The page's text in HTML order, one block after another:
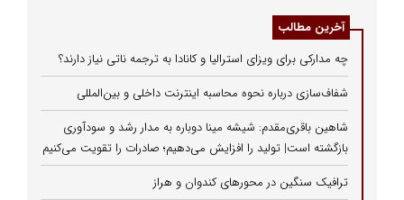
آخرین مطالب
چه مدارکی برای ویزای استرالیا و کانادا به ترجمه ناتی نیاز دارند؟
شفاف‌سازی درباره نحوه محاسبه اینترنت داخلی و بین‌المللی
شاهین باقری‌مقدم: شیشه مینا دوباره به مدار رشد و سودآوری
بازگشته است| تولید را افزایش می‌دهیم؛ صادرات را تقویت می‌کنیم
ترافیک سنگین در محورهای کندوان و هراز